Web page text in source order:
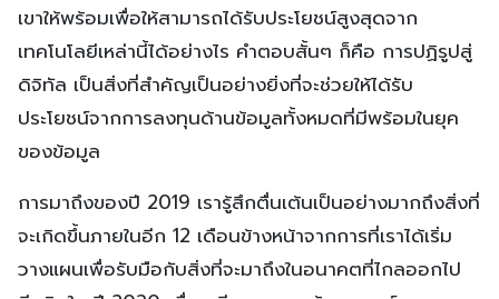
เขาให้พร้อมเพื่อให้สามารถได้รับประโยชน์สูงสุดจาก
เทคโนโลยีเหล่านี้ได้อย่างไร คำตอบสั้นๆ ก็คือ การปฏิรูปสู่
ดิจิทัล เป็นสิ่งที่สำคัญเป็นอย่างยิ่งที่จะช่วยให้ได้รับ
ประโยชน์จากการลงทุนด้านข้อมูลทั้งหมดที่มีพร้อมในยุค
ของข้อมูล
การมาถึงของปี 2019 เรารู้สึกตื่นเต้นเป็นอย่างมากถึงสิ่งที่
จะเกิดขึ้นภายในอีก 12 เดือนข้างหน้าจากการที่เราได้เริ่ม
วางแผนเพื่อรับมือกับสิ่งที่จะมาถึงในอนาคตที่ไกลออกไป